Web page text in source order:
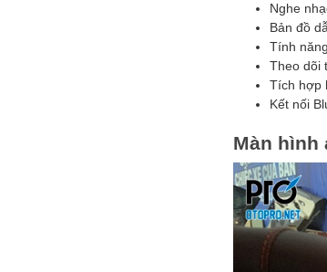
Nghe
Bản đồ
Tính
Theo dõi
Tích hợp
Kết nối
Màn hình